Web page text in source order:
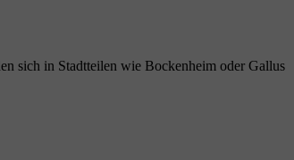
sich in Stadtteilen wie Bockenheim oder Gallus